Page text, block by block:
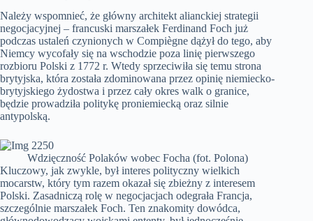
Należy wspomnieć, że główny architekt alianckiej strategii
negocjacyjnej – francuski marszałek Ferdinand Foch już
podczas ustaleń czynionych w Compiègne dążył do tego, aby
Niemcy wycofały się na wschodzie poza linię pierwszego
rozbioru Polski z 1772 r. Wtedy sprzeciwiła się temu strona
brytyjska, która została zdominowana przez opinię niemiecko-
brytyjskiego żydostwa i przez cały okres walk o granice,
będzie prowadziła politykę proniemiecką oraz silnie
antypolską.
Wdzięczność Polaków wobec Focha (fot. Polona)
Kluczowy, jak zwykle, był interes polityczny wielkich
mocarstw, który tym razem okazał się zbieżny z interesem
Polski. Zasadniczą rolę w negocjacjach odegrała Francja,
szczególnie marszałek Foch. Ten znakomity dowódca,